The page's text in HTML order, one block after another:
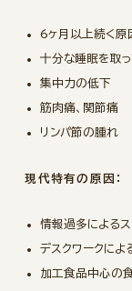
6ヶ月以上続く原
十分な睡眠を取
集中力の低下
筋肉痛、関節痛
リンパ節の腫れ
現代特有の原因：
情報過多によるス
デスクワークによ
加工食品中心の